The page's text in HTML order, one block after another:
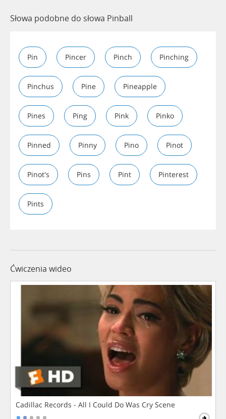
Słowa podobne do słowa Pinball
Pin Pincer Pinch Pinching
Pinchus Pine Pineapple
Pines Ping Pink Pinko
Pinned Pinny Pino Pinot
Pinot's Pins Pint Pinterest
Pints
Ćwiczenia wideo
Cadillac Records - All I Could Do Was Cry Scene